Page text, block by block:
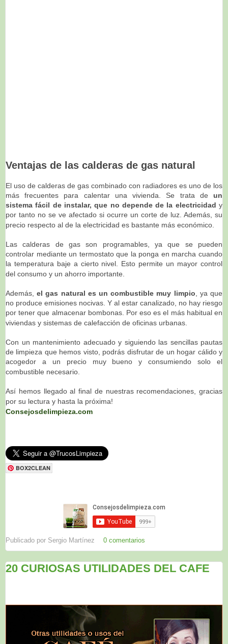
Ventajas de las calderas de gas natural
El uso de calderas de gas combinado con radiadores es uno de los
más frecuentes para calentar una vivienda. Se trata de un
sistema fácil de instalar, que no depende de la electricidad y
por tanto no se ve afectado si ocurre un corte de luz. Además, su
precio respecto al de la electricidad es bastante más económico.
Las calderas de gas son programables, ya que se pueden
controlar mediante un termostato que la ponga en marcha cuando
la temperatura baje a cierto nivel. Esto permite un mayor control
del consumo y un ahorro importante.
Además,el gas natural es un combustible muy limpio , ya que
no produce emisiones nocivas. Y al estar canalizado, no hay riesgo
por tener que almacenar bombonas. Por eso es el más habitual en
viviendas y sistemas de calefacción de oficinas urbanas.
Con un mantenimiento adecuado y siguiendo las sencillas pautas
de limpieza que hemos visto, podrás disfrutar de un hogar cálido y
acogedor a un precio muy bueno y consumiendo solo el
combustible necesario.
Así hemos llegado al final de nuestras recomendaciones, gracias
por su lectura y hasta la próxima!
Consejosdelimpieza.com
BOX2CLEAN
Publicado por Sergio Martínez 0 comentarios
20 CURIOSAS UTILIDADES DEL CAFE